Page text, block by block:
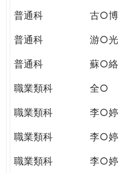
普通科
古○博
普通科
游○光
普通科
蘇○絡
職業類科
全○
職業類科
李○婷
職業類科
李○婷
職業類科
李○婷